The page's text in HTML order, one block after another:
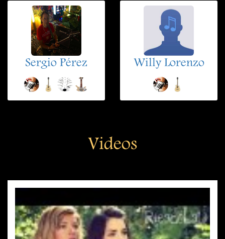
Sergio Pérez Willy Lorenzo
Videos